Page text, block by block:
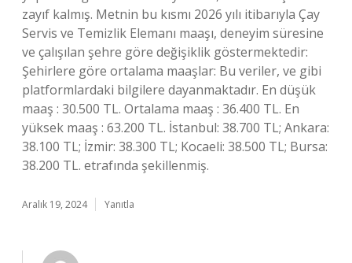
zayıf kalmış. Metnin bu kısmı 2026 yılı itibarıyla Çay
Servis ve Temizlik Elemanı maaşı, deneyim süresine
ve çalışılan şehre göre değişiklik göstermektedir:
Şehirlere göre ortalama maaşlar: Bu veriler, ve gibi
platformlardaki bilgilere dayanmaktadır. En düşük
maaş : 30.500 TL. Ortalama maaş : 36.400 TL. En
yüksek maaş : 63.200 TL. İstanbul: 38.700 TL; Ankara:
38.100 TL; İzmir: 38.300 TL; Kocaeli: 38.500 TL; Bursa:
38.200 TL. etrafında şekillenmiş.
Aralık 19, 2024 Yanıtla